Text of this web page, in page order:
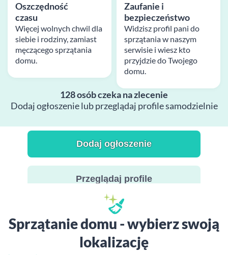
Oszczędność
czasu
Więcej wolnych chwil dla
siebie i rodziny, zamiast
męczącego sprzątania
domu.
Zaufanie i
bezpieczeństwo
Widzisz profil pani do
sprzątania w naszym
serwisie i wiesz kto
przyjdzie do Twojego
domu.
128 osób czeka na zlecenie
Dodaj ogłoszenie lub przeglądaj profile samodzielnie
Dodaj ogłoszenie
Przeglądaj profile
Sprzątanie domu - wybierz swoją
lokalizację